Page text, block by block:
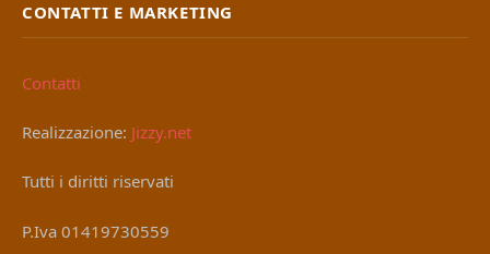
CONTATTI E MARKETING
Contatti
Realizzazione: Jizzy.net
Tutti i diritti riservati
P.Iva 01419730559